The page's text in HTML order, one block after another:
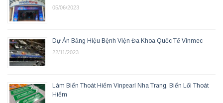
05/06/2023
Dự Án Bảng Hiệu Bệnh Viện Đa Khoa Quốc Tế Vinmec
22/11/2023
Làm Biển Thoát Hiểm Vinpearl Nha Trang, Biển Lối Thoát
Hiểm